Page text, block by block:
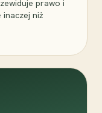
prawo i
niż